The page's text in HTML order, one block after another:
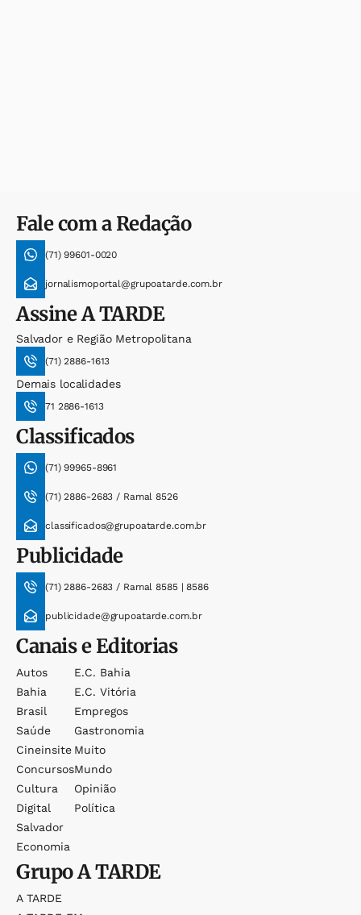
Fale com a Redação
(71) 99601-0020
jornalismoportal@grupoatarde.com.br
AssineA TARDE
Salvador e Região Metropolitana
(71) 2886-1613
Demais localidades
71 2886-1613
Classificados
(71) 99965-8961
(71) 2886-2683 / Ramal 8526
classificados@grupoatarde.com.br
Publicidade
(71) 2886-2683 / Ramal 8585 | 8586
publicidade@grupoatarde.com.br
Canais e Editorias
Autos
Bahia
Brasil
Saúde
Cineinsite
Concursos
Cultura
Digital
Salvador
Economia
E.c. Bahia
E.c. Vitória
Empregos
Gastronomia
Muito
Mundo
Opinião
Política
GrupoA TARDE
A TARDE